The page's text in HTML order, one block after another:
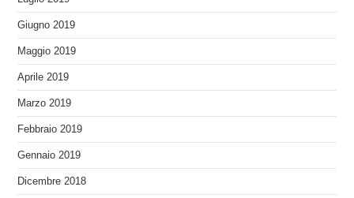
Giugno 2019
Maggio 2019
Aprile 2019
Marzo 2019
Febbraio 2019
Gennaio 2019
Dicembre 2018